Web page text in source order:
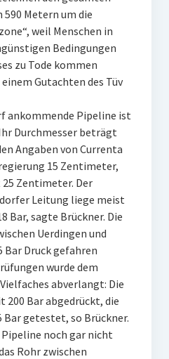
590 Metern um die
weil Menschen in
Bedingungen
zu Tode kommen
Gutachten des Tüv
ankommende Pipeline ist
Durchmesser beträgt
Angaben von Currenta
15 Zentimeter,
Zentimeter. Der
Leitung liege meist
Bar, sagte Brückner. Die
Uerdingen und
Druck gefahren
wurde dem
abverlangt: Die
200 Bar abgedrückt, die
getestet, so Brückner.
Pipeline noch gar nicht
Rohr zwischen